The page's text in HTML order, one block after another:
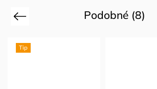
Podobné (8)
Previous
Tip